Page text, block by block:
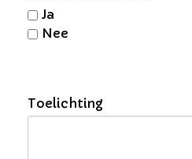
Ja
Nee
Toelichting